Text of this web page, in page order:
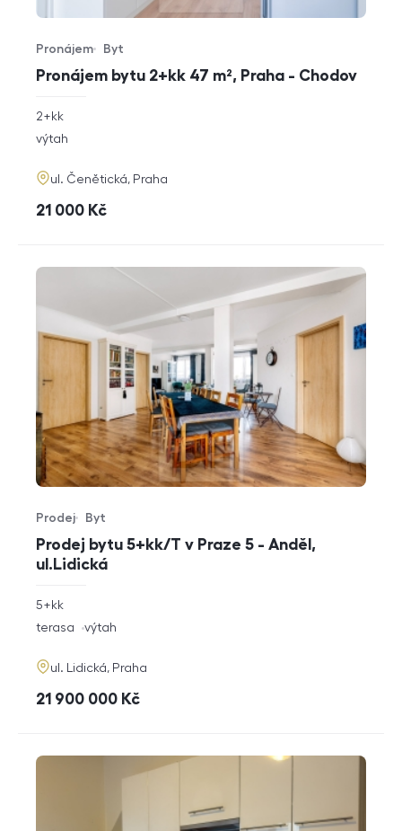
Pronájem bytu 2+kk 47 m², Praha - Chodov
Typ nabídky
Pronájem
Typ nemovitosti
Byt
rozměry
dispozice
2+kk
funkce
výtah
adresa
ul. Čenětická, Praha
cena
21 000 Kč
Prodej bytu 5+kk/T v Praze 5 - Anděl,
ul.Lidická
Typ nabídky
Prodej
Typ nemovitosti
Byt
rozměry
5+kk
funkce
terasa výtah
adresa
ul. Lidická, Praha
cena
21 900 000 Kč